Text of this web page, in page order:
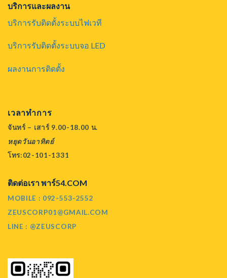
บริการและผลงาน
บริการรับติดตั้งระบบไฟเวที
บริการรับติดตั้งระบบจอ LED
ผลงานการติดตั้ง
เวลาทำการ
จันทร์ – เสาร์ 9.00-18.00 น.
หยุดวันอาทิตย์
โทร:02-101-1331
ติดต่อเรา พาร์54.COM
MOBILE : 092-553-2552
ZEUSCORP01@GMAIL.COM
LINE : @ZEUSCORP